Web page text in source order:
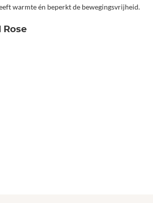
warmte én beperkt de bewegingsvrijheid.
Rose